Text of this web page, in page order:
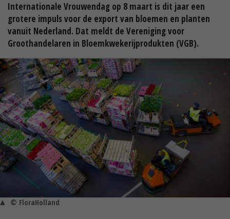
Internationale Vrouwendag op 8 maart is dit jaar een
grotere impuls voor de export van bloemen en planten
vanuit Nederland. Dat meldt de Vereniging voor
Groothandelaren in Bloemkwekerijprodukten (VGB).
© FloraHolland